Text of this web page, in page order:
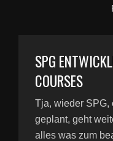
SPG
COURSES
Tja, wieder SPG,
geplant, geht
alles was zum